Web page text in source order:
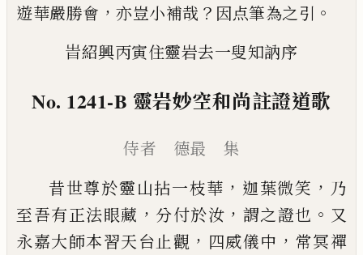
遊華嚴勝會 ， 亦豈小補哉 ？ 因点筆為之引 。
旹紹興丙寅住靈岩去一叟知訥序
No. 1241-B 靈岩妙空和尚註證道歌
侍者 德最 集
昔世尊於靈山拈一枝華 ， 迦葉微笑 ， 乃
至吾有正法眼藏 ， 分付於汝 ， 謂之證也 。 又
永嘉大師本習天台止觀 ， 四威儀中 ， 常冥禪